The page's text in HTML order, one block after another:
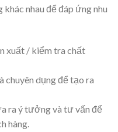
nhau để đáp ứng nhu
xuất / kiểm tra chất
chuyên dụng để tạo ra
ra ý tưởng và tư vấn để
hàng.